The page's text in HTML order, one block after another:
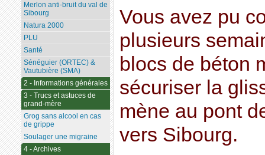
Vous avez pu
plusieurs
blocs de béton
sécuriser la
mène au pont
vers Sibourg.
Merlon anti-bruit du val de
Sibourg
Natura 2000
PLU
Santé
Sénéguier (ORTEC) &
Vautubière (SMA)
2 - Informations générales
3 - Trucs et astuces de
grand-mère
Grog sans alcool en cas
de grippe
Soulager une migraine
4 - Archives